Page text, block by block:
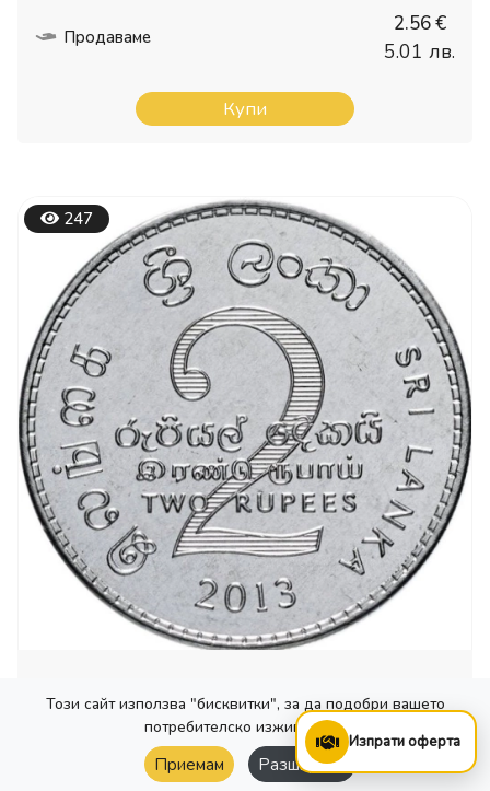
Продаваме
2.56 €
5.01 лв.
Купи
247
Изчерпан
Продаваме
Изчисти Филтъра
Изпрати оферта
Този сайт използва "бисквитки", за да подобри вашето
потребителско изживяване.
Приемам Разширени